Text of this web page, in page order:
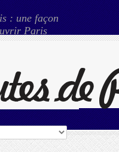
: une façon
Paris